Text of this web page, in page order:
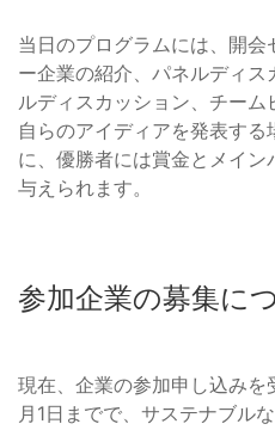
当日のプログラムには、開
ー企業の紹介、パネルディ
ルディスカッション、チー
自らのアイディアを発表す
に、優勝者には賞金とメイ
与えられます。
参加企業の募集に
現在、企業の参加申し込み
月1日までで、サステナブル